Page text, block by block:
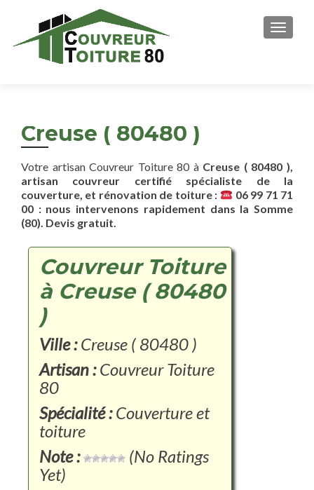
Creuse ( 80480 )
Votre artisan Couvreur Toiture 80 à Creuse ( 80480 ),
artisan couvreur certifié spécialiste de la
couverture, et rénovation de toiture :
06 99 71 71
00 : nous intervenons rapidement dans la Somme
(80). Devis gratuit.
Couvreur Toiture
à Creuse ( 80480
)
Ville :Creuse ( 80480 )
Artisan :Couvreur Toiture
80
Spécialité :Couverture et
toiture
Note :
(No Ratings
Yet)